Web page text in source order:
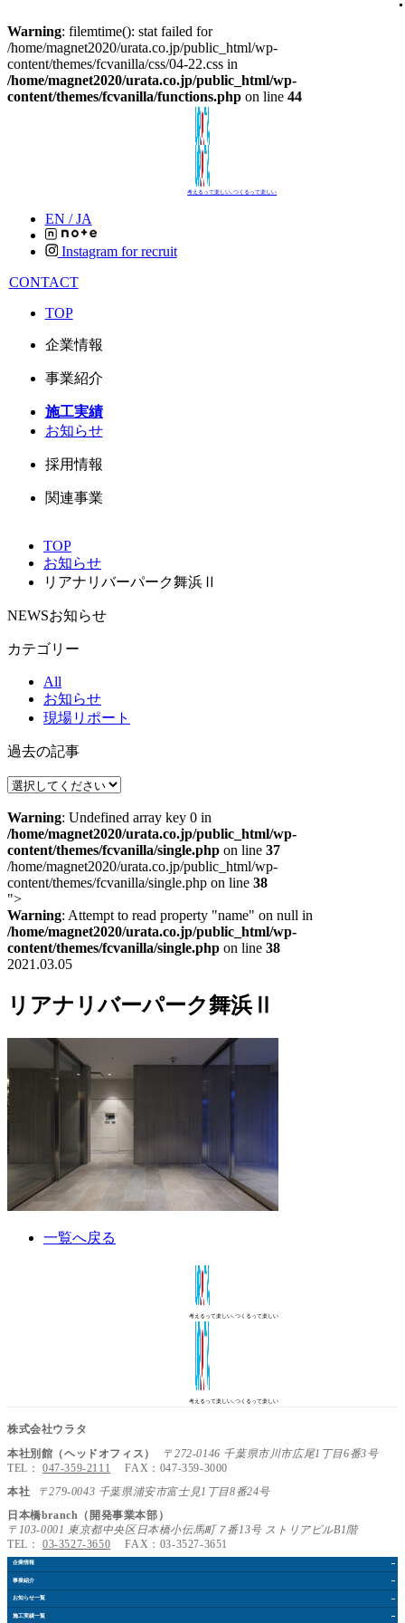
Warning: filemtime(): stat failed for
/home/magnet2020/urata.co.jp/public_html/wp-
content/themes/fcvanilla/css/04-22.css in
/home/magnet2020/urata.co.jp/public_html/wp-
content/themes/fcvanilla/functions.php on line 44
考えるって楽しい､つくるって楽しい
EN /JA
Instagram for recruit
CONTACT
TOP
企業情報
事業紹介
施工実績
お知らせ
採用情報
関連事業
TOP
お知らせ
リアナリバーパーク舞浜Ⅱ
NEWSお知らせ
カテゴリー
All
お知らせ
現場リポート
過去の記事
Warning: Undefined array key 0 in
/home/magnet2020/urata.co.jp/public_html/wp-
content/themes/fcvanilla/single.php on line 37
/home/magnet2020/urata.co.jp/public_html/wp-
content/themes/fcvanilla/single.php on line 38
">
Warning: Attempt to read property "name" on null in
/home/magnet2020/urata.co.jp/public_html/wp-
content/themes/fcvanilla/single.php on line 38
2021.03.05
リアナリバーパーク舞浜Ⅱ
一覧へ戻る
考えるって楽しい､つくるって楽しい
考えるって楽しい､つくるって楽しい
株式会社ウラタ
本社別館（ヘッドオフィス）
〒272-0146 千葉県市川市広尾1丁目6番3号
TEL： 047-359-2111 FAX：047-359-3000
本社
〒279-0043 千葉県浦安市富士見1丁目8番24号
日本橋branch（開発事業本部）
〒103-0001 東京都中央区日本橋小伝馬町７番13号 ストリアビルB1階
TEL： 03-3527-3650 FAX：03-3527-3651
企業情報
事業紹介
お知らせ一覧
施工実績一覧